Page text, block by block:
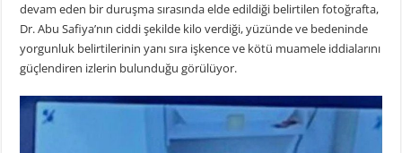
devam eden bir duruşma sırasında elde edildiği belirtilen fotoğrafta,
Dr. Abu Safiya’nın ciddi şekilde kilo verdiği, yüzünde ve bedeninde
yorgunluk belirtilerinin yanı sıra işkence ve kötü muamele iddialarını
güçlendiren izlerin bulunduğu görülüyor.